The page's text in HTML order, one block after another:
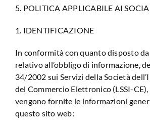
5. POLITICA APPLICABILE AI
1. IDENTIFICAZIONE
In conformità con quanto disposto
relativo all’obbligo di informazione,
34/2002 sui Servizi della Società
del Commercio Elettronico (LSSI-
vengono fornite le informazioni
questo sito web: